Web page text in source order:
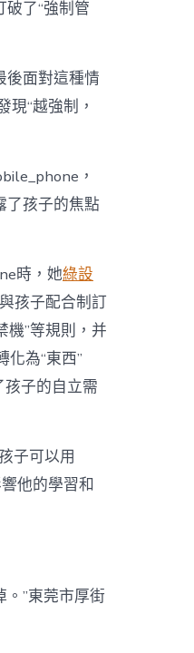
了“強制管
後面對這種情
現“越強制，
，
了孩子的焦點
時，她綠設
孩子配合制訂
機”等規則，并
為“東西”
子的自立需
子可以用
他的學習和
。”東莞市厚街